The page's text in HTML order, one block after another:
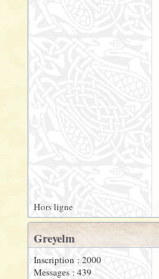
Hors ligne
Greyelm
Inscription : 2000
Messages : 439